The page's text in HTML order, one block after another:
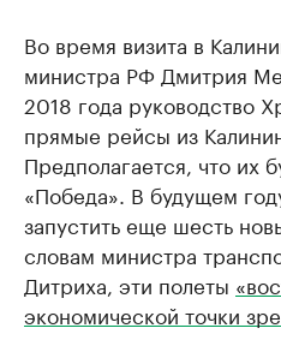
Во время визита в
министра РФ Дмитрия
2018 года руководство
прямые рейсы из
Предполагается, что их
«Победа». В будущем
запустить еще шесть
словам министра
Дитриха, эти полеты
экономической точки